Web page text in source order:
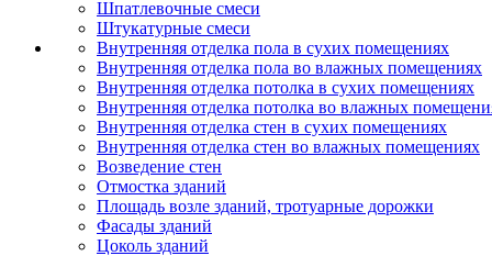
Шпатлевочные смеси
Штукатурные смеси
Внутренняя отделка пола в сухих помещениях
Внутренняя отделка пола во влажных помещениях
Внутренняя отделка потолка в сухих помещениях
Внутренняя отделка потолка во влажных
Внутренняя отделка стен в сухих помещениях
Внутренняя отделка стен во влажных помещениях
Возведение стен
Отмостка зданий
Площадь возле зданий, тротуарные дорожки
Фасады зданий
Цоколь зданий